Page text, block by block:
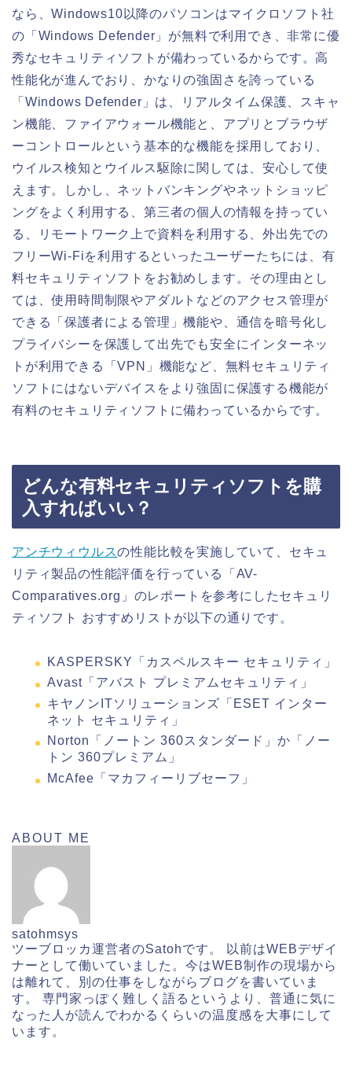
なら、Windows10以降のパソコンはマイクロソフト社
の「Windows Defender」が無料で利用でき、非常に優
秀なセキュリティソフトが備わっているからです。高
性能化が進んでおり、かなりの強固さを誇っている
「Windows Defender」は、リアルタイム保護、スキャ
ン機能、ファイアウォール機能と、アプリとブラウザ
ーコントロールという基本的な機能を採用しており、
ウイルス検知とウイルス駆除に関しては、安心して使
えます。しかし、ネットバンキングやネットショッピ
ングをよく利用する、第三者の個人の情報を持ってい
る、リモートワーク上で資料を利用する、外出先での
フリーWi-Fiを利用するといったユーザーたちには、有
料セキュリティソフトをお勧めします。その理由とし
ては、使用時間制限やアダルトなどのアクセス管理が
できる「保護者による管理」機能や、通信を暗号化し
プライバシーを保護して出先でも安全にインターネッ
トが利用できる「VPN」機能など、無料セキュリティ
ソフトにはないデバイスをより強固に保護する機能が
有料のセキュリティソフトに備わっているからです。
どんな有料セキュリティソフトを購
入すればいい？
アンチウィウルスの性能比較を実施していて、セキュ
リティ製品の性能評価を行っている「AV-
Comparatives.org」のレポートを参考にしたセキュリ
ティソフト おすすめリストが以下の通りです。
KASPERSKY「カスペルスキー セキュリティ」
Avast「アバスト プレミアムセキュリティ」
キヤノンITソリューションズ「ESET インター
ネット セキュリティ」
Norton「ノートン 360スタンダード」か「ノー
トン 360プレミアム」
McAfee「マカフィーリブセーフ」
ABOUT ME
satohmsys
ツーブロッカ運営者のSatohです。 以前はWEBデザイ
ナーとして働いていました。今はWEB制作の現場から
は離れて、別の仕事をしながらブログを書いていま
す。 専門家っぽく難しく語るというより、普通に気に
なった人が読んでわかるくらいの温度感を大事にして
います。